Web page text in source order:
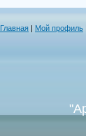
Главная Мой профиль